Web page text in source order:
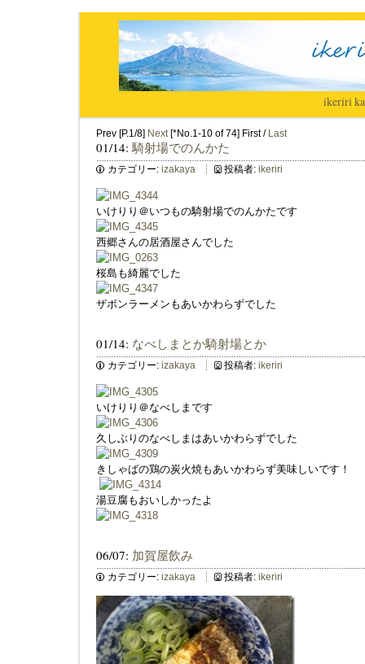
ikeriri|
Prev [P.1/8] Next[*No.1-10 of 74] First / Last
01/14:騎射場でのんかた
カテゴリー: izakaya 投稿者: ikeriri
いけりり＠いつもの騎射場でのんかたです
西郷さんの居酒屋さんでした
桜島も綺麗でした
ザボンラーメンもあいかわらずでした
01/14: なべしまとか騎射場とか
カテゴリー: izakaya 投稿者: ikeriri
いけりり＠なべしまです
久しぶりのなべしまはあいかわらずでした
きしゃばの鶏の炭火焼もあいかわらず美味しいです！
湯豆腐もおいしかったよ
06/07: 加賀屋飲み
カテゴリー: izakaya 投稿者: ikeriri